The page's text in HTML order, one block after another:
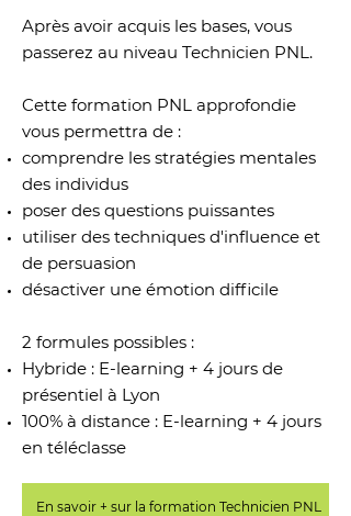
Après avoir acquis les bases, vous
passerez au niveau Technicien PNL.
Cette formation PNL approfondie
vous permettra de :
comprendre les stratégies mentales
des individus
poser des questions puissantes
utiliser des techniques d'influence et
de persuasion
désactiver une émotion difficile
2 formules possibles :
Hybride : E-learning + 4 jours de
présentiel à Lyon
100% à distance : E-learning + 4 jours
en téléclasse
En savoir + sur la formation Technicien PNL